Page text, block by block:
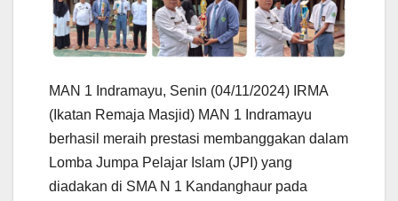
MAN 1 Indramayu, Senin (04/11/2024) IRMA
(Ikatan Remaja Masjid) MAN 1 Indramayu
berhasil meraih prestasi membanggakan dalam
Lomba Jumpa Pelajar Islam (JPI) yang
diadakan di SMA N 1 Kandanghaur pada